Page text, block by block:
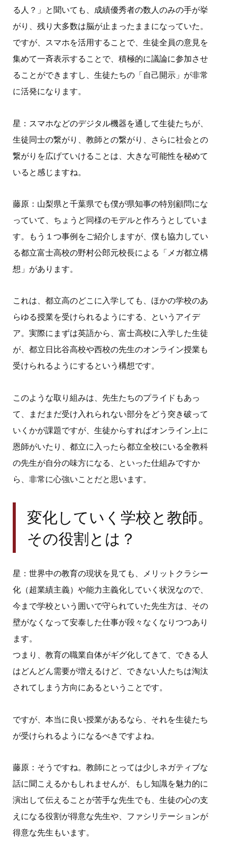
る人？」と聞いても、成績優秀者の数人のみの手が挙
がり、残り大多数は脳が止まったままになっていた。
ですが、スマホを活用することで、生徒全員の意見を
集めて一斉表示することで、積極的に議論に参加させ
ることができますし、生徒たちの「自己開示」が非常
に活発になります。
星：スマホなどのデジタル機器を通して生徒たちが、
生徒同士の繋がり、教師との繋がり、さらに社会との
繋がりを広げていけることは、大きな可能性を秘めて
いると感じますね。
藤原：山梨県と千葉県でも僕が県知事の特別顧問にな
っていて、ちょうど同様のモデルと作ろうとしていま
す。もう１つ事例をご紹介しますが、僕も協力してい
る都立富士高校の野村公郎元校長による「メガ都立構
想」があります。
これは、都立高のどこに入学しても、ほかの学校のあ
らゆる授業を受けられるようにする、というアイデ
ア。実際にまずは英語から、富士高校に入学した生徒
が、都立日比谷高校や西校の先生のオンライン授業も
受けられるようにするという構想です。
このような取り組みは、先生たちのプライドもあっ
て、まだまだ受け入れられない部分をどう突き破って
いくかが課題ですが、生徒からすればオンライン上に
恩師がいたり、都立に入ったら都立全校にいる全教科
の先生が自分の味方になる、といった仕組みですか
ら、非常に心強いことだと思います。
変化していく学校と教師。
その役割とは？
星：世界中の教育の現状を見ても、メリットクラシー
化（超業績主義）や能力主義化していく状況なので、
今まで学校という囲いで守られていた先生方は、その
壁がなくなって安泰した仕事が段々なくなりつつあり
ます。
つまり、教育の職業自体がギグ化してきて、できる人
はどんどん需要が増えるけど、できない人たちは淘汰
されてしまう方向にあるということです。
ですが、本当に良い授業があるなら、それを生徒たち
が受けられるようになるべきですよね。
藤原：そうですね。教師にとっては少しネガティブな
話に聞こえるかもしれませんが、もし知識を魅力的に
演出して伝えることが苦手な先生でも、生徒の心の支
えになる役割が得意な先生や、ファシリテーションが
得意な先生もいます。